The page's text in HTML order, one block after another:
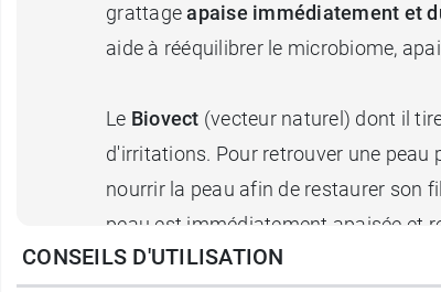
grattageapaise immédiatement et
aide à rééquilibrer le microbiome,
Le Biovect (vecteur naturel) dont il
d'irritations. Pour retrouver une peau
nourrir la peau afin de restaurer son
peau est immédiatement apaisée et
CONSEILS D'UTILISATION